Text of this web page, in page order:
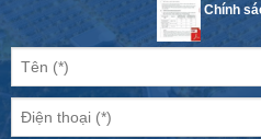
Chính